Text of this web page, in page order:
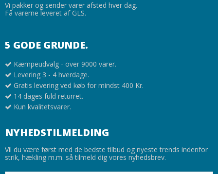
Vi pakker og sender varer afsted hver dag.
Få varerne leveret af GLS.
5 GODE GRUNDE.
Kæmpeudvalg - over 9000 varer.
Levering 3 - 4 hverdage.
Gratis levering ved køb for mindst 400 Kr.
14 dages fuld returret.
Kun kvalitetsvarer.
NYHEDSTILMELDING
Vil du være først med de bedste tilbud og nyeste trends indenfor
strik, hækling m.m. så tilmeld dig vores nyhedsbrev.